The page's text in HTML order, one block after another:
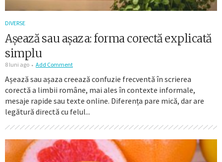
DIVERSE
Așează sau așaza: forma corectă explicată
simplu
8 luni ago Add Comment
Așează sau așaza creează confuzie frecventă în scrierea
corectă a limbii române, mai ales în contexte informale,
mesaje rapide sau texte online. Diferența pare mică, dar are
legătură directă cu felul...